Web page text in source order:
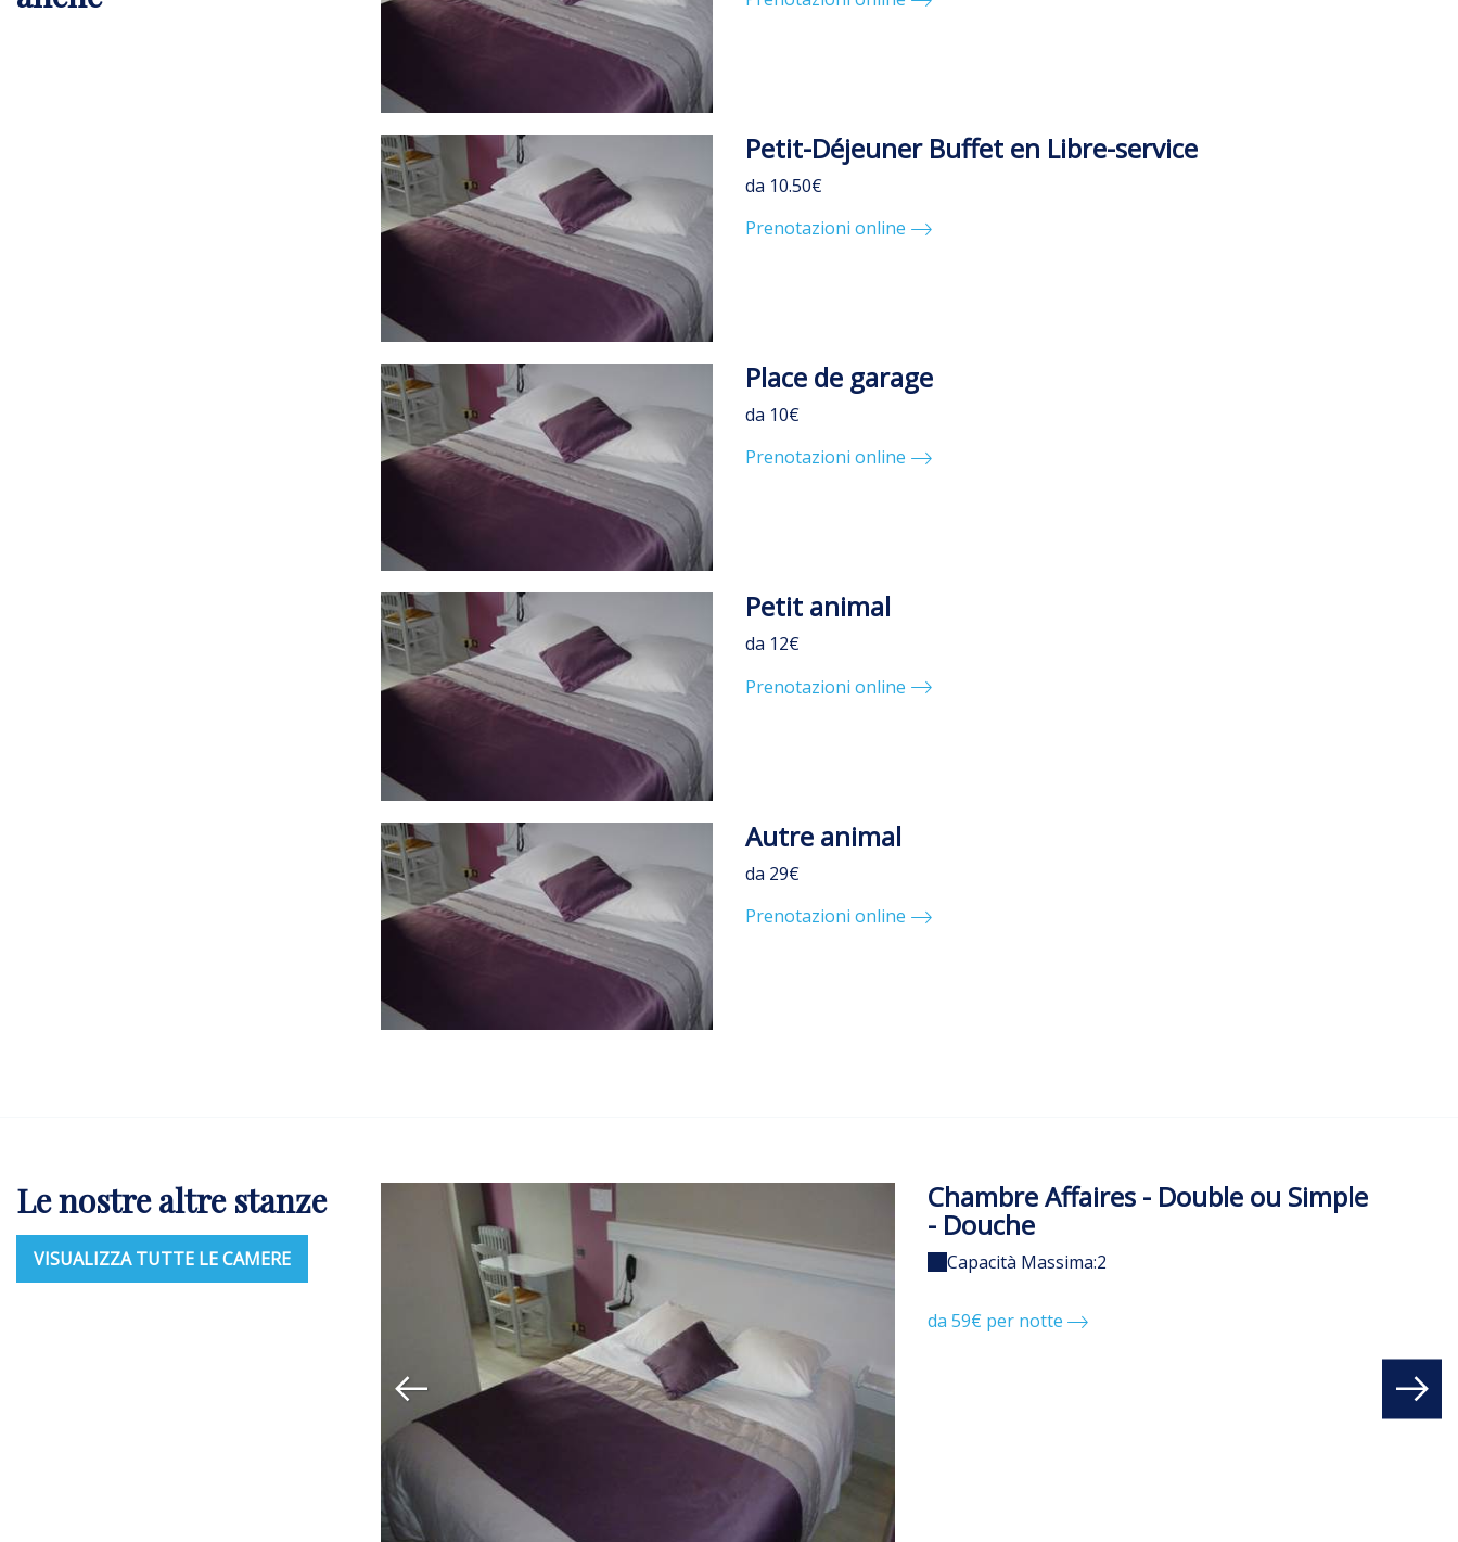
Petit-Déjeuner Buffet en Libre-service
da 10.50€
Prenotazioni online
Place de garage
da 10€
Prenotazioni online
Petit animal
da 12€
Prenotazioni online
Autre animal
da 29€
Prenotazioni online
Le nostre altre stanze
VISUALIZZA TUTTE LE CAMERE
- 1 à 6 P - Douche Chambre Affaires - Double ou Simple
- Douche
Capacità Massima:2
da 59€ per notte